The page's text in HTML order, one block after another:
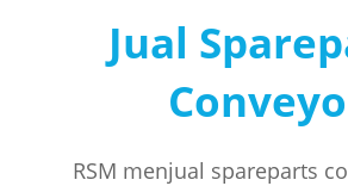
Jual
RSM menjual spareparts